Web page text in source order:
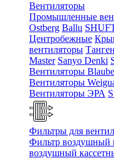
Вентиляторы
Промышленные
Ostberg Ballu
Центробежные
вентиляторы
Master Sanyo Denki
Вентиляторы
Вентиляторы
Вентиляторы ЭРА
Фильтры для
Фильтр
воздушный